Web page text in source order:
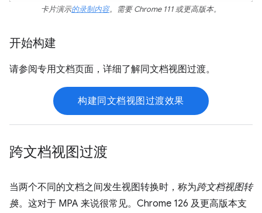
卡片演示的录制内容。需要 Chrome 111 或更高版本。
开始构建
请参阅专用文档页面，详细了解同文档视图过渡。
构建同文档视图过渡效果
跨文档视图过渡
当两个不同的文档之间发生视图转换时，称为跨文档视图转
换。这对于 MPA 来说很常见。Chrome 126 及更高版本支